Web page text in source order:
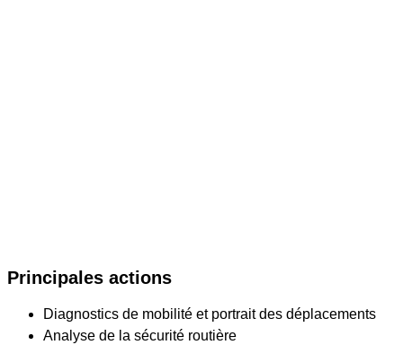
Principales actions
Diagnostics de mobilité et portrait des déplacements
Analyse de la sécurité routière